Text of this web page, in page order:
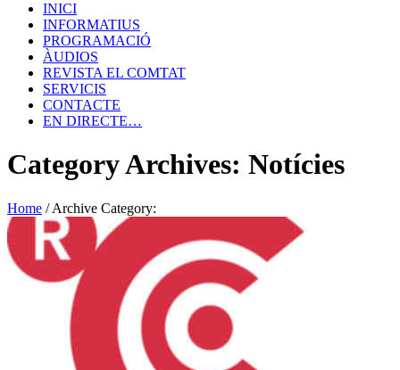
INICI
INFORMATIUS
PROGRAMACIÓ
ÀUDIOS
REVISTA EL COMTAT
SERVICIS
CONTACTE
EN DIRECTE…
Category Archives: Notícies
Home /Archive Category: